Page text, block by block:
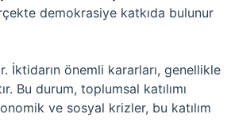
demokrasiye katkıda bulunur
İktidarın önemli kararları, genellikle
Bu durum, toplumsal katılımı
ve sosyal krizler, bu katılım